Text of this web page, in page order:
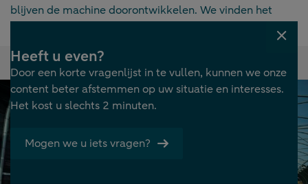
blijven de machine doorontwikkelen. We vinden het
belangrijk en leuk om innovatief bezig te zijn.’
3x De ondernemersreis
Heeft u even?
Door een korte vragenlijst in te vullen, kunnen we onze
content beter afstemmen op uw situatie en interesses.
Het kost u slechts 2 minuten.
Mogen we u iets vragen?